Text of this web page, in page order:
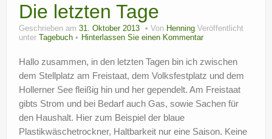
Die letzten Tage
Geschrieben am 31. Oktober 2013 Von Henning Veröffentlicht
unter
Tagebuch Hinterlassen Sie einen Kommentar
Hallo zusammen, in den letzten Tagen bin ich zwischen
dem Stellplatz am Freistaat, dem Volksfestplatz und dem
Hollerner See fleißig hin und her gependelt. Am Freistaat
gibts Strom und bei Bedarf auch Gas, sowie Sachen für
den Haushalt. Hier zum Beispiel der blaue
Plastikwäschetrockner, Haltbarkeit nur eine Saison. Keine